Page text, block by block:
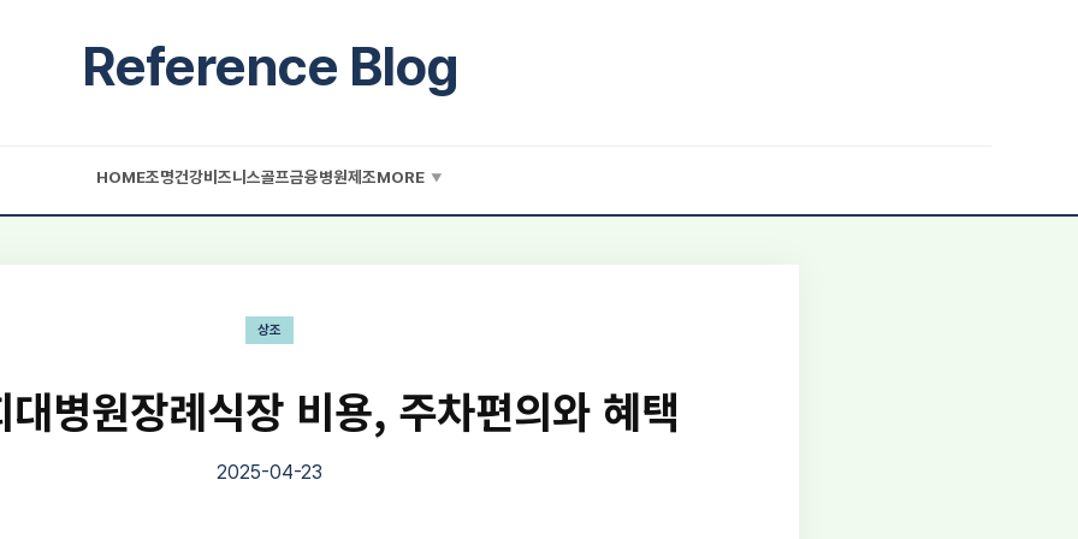
Reference Blog
HOME조명건강비즈니스골프금융병원제조MORE ▼
상조
병원장례식장 비용, 주차편의와 혜택
2025-04-23